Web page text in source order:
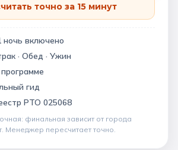
точно за 15 минут
ночь включено
· Обед · Ужин
гид
РТО 025068
финальная зависит от города
. Менеджер пересчитает точно.